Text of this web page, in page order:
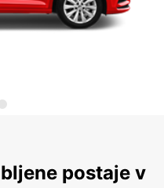
postaje v